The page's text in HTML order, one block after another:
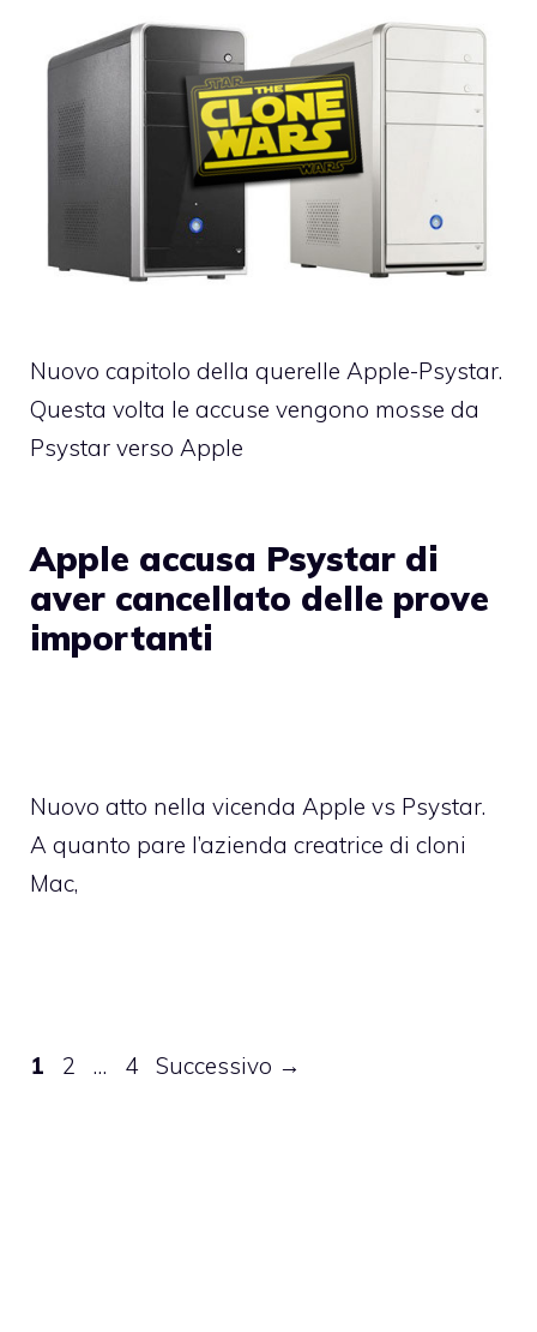
Nuovo capitolo della querelle Apple-Psystar.
Questa volta le accuse vengono mosse da
Psystar verso Apple
Apple accusa Psystar di
aver cancellato delle prove
importanti
Nuovo atto nella vicenda Apple vs Psystar.
A quanto pare l’azienda creatrice di cloni
Mac,
Pagina
1 Pagina
2 … Pagina
4 Successivo →